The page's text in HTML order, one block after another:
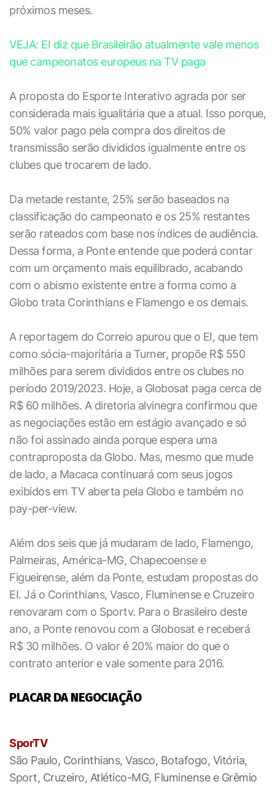
próximos meses.
VEJA: EI diz que Brasileirão atualmente vale menos
que campeonatos europeus na TV paga
A proposta do Esporte Interativo agrada por ser
considerada mais igualitária que a atual. Isso porque,
50% valor pago pela compra dos direitos de
transmissão serão divididos igualmente entre os
clubes que trocarem de lado.
Da metade restante, 25% serão baseados na
classificação do campeonato e os 25% restantes
serão rateados com base nos índices de audiência.
Dessa forma, a Ponte entende que poderá contar
com um orçamento mais equilibrado, acabando
com o abismo existente entre a forma como a
Globo trata Corinthians e Flamengo e os demais.
A reportagem do Correio apurou que o EI, que tem
como sócia-majoritária a Turner, propõe R$ 550
milhões para serem divididos entre os clubes no
período 2019/2023. Hoje, a Globosat paga cerca de
R$ 60 milhões. A diretoria alvinegra confirmou que
as negociações estão em estágio avançado e só
não foi assinado ainda porque espera uma
contraproposta da Globo. Mas, mesmo que mude
de lado, a Macaca continuará com seus jogos
exibidos em TV aberta pela Globo e também no
pay-per-view.
Além dos seis que já mudaram de lado, Flamengo,
Palmeiras, América-MG, Chapecoense e
Figueirense, além da Ponte, estudam propostas do
EI. Já o Corinthians, Vasco, Fluminense e Cruzeiro
renovaram com o Sportv. Para o Brasileiro deste
ano, a Ponte renovou com a Globosat e receberá
R$ 30 milhões. O valor é 20% maior do que o
contrato anterior e vale somente para 2016.
PLACAR DA NEGOCIAÇÃO
SporTV
São Paulo, Corinthians, Vasco, Botafogo, Vitória,
Sport, Cruzeiro, Atlético-MG, Fluminense e Grêmio